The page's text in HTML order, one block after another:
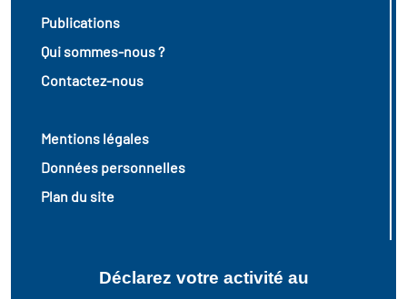
Publications
Qui sommes-nous ?
Contactez-nous
Mentions légales
Données personnelles
Plan du site
Déclarez votre activité au